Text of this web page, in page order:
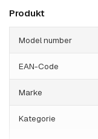
Produkt
Model number
EAN-Code
Marke
Kategorie